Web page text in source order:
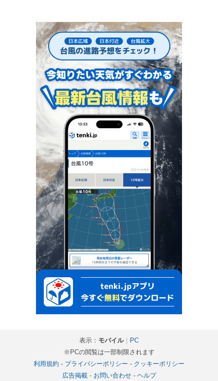
表示： モバイル｜ PC
※PCの閲覧は一部制限されます
利用規約 - プライバシーポリシー - クッキーポリシー
広告掲載- お問い合わせ- ヘルプ